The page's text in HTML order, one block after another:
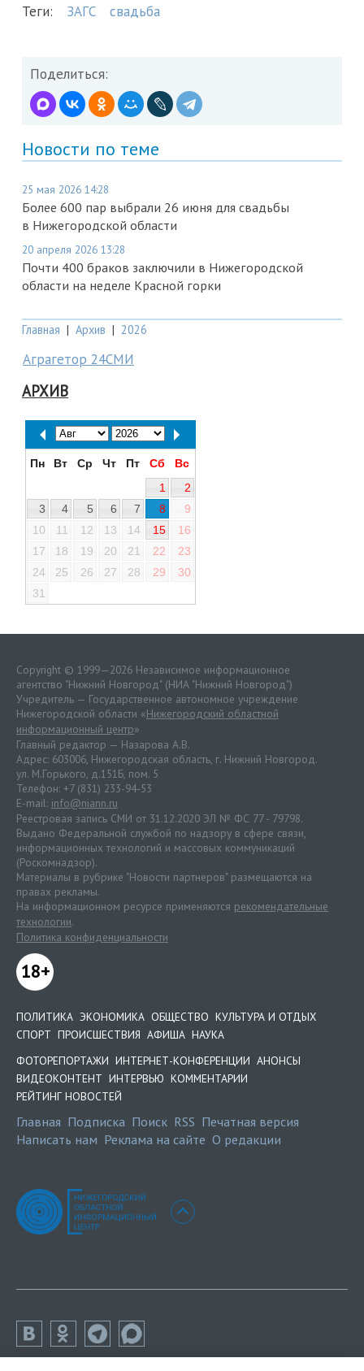
Теги: ЗАГС свадьба
Поделиться:
Новости по теме
25 мая 2026 14:28
Более 600 пар выбрали 26 июня для свадьбы
в Нижегородской области
20 апреля 2026 13:28
Почти 400 браков заключили в Нижегородской
области на неделе Красной горки
Главная | Архив | 2026
Аграгетор 24СМИ
АРХИВ
Пн Вт Ср Чт Пт Сб
Вс
1
2
3
4 5 6 7 8
9
10
11 12 13 14 15
16
17
18 19 20 21 22
23
24
25 26 27 28 29
30
31
Copyright © 1999—2026 Независимое информационное
агентство "Нижний Новгород" (НИА "Нижний Новгород")
Учредитель — Государственное автономное учреждение
Нижегородской области «Нижегородский областной
информационный центр»
Главный редактор — Назарова А.В.
Адрес: 603006, Нижегородская область, г. Нижний Новгород.
ул. М.Горького, д.151Б, пом. 5
Телефон: +7 (831) 233-94-53
E-mail: info@niann.ru
Реестровая запись СМИ от 31.12.2020 ЭЛ № ФС 77 - 79798.
Выдано Федеральной службой по надзору в сфере связи,
информационных технологий и массовых коммуникаций
(Роскомнадзор).
Материалы в рубрике "Новости партнеров" размещаются на
правах рекламы.
На информационном ресурсе применяются рекомендательные
технологии.
Политика конфиденциальности
18+
ПОЛИТИКА ЭКОНОМИКА ОБЩЕСТВО КУЛЬТУРА И ОТДЫХ
СПОРТ ПРОИСШЕСТВИЯ АФИША НАУКА
ФОТОРЕПОРТАЖИ ИНТЕРНЕТ-КОНФЕРЕНЦИИ АНОНСЫ
ВИДЕОКОНТЕНТ ИНТЕРВЬЮ КОММЕНТАРИИ
РЕЙТИНГ НОВОСТЕЙ
Главная Подписка Поиск RSS Печатная версия
Написать нам Реклама на сайте О редакции